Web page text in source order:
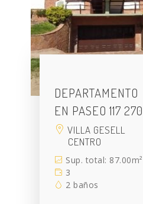
DEPARTAMENTO
EN PASEO 117 270
VILLA GESELL
CENTRO
Sup. total: 87.00m²
3
2 baños